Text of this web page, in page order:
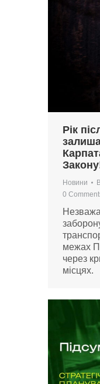
Рік
Новини
0
межах
через
місцях.